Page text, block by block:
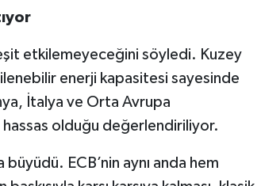
etkilemeyeceğini söyledi. Kuzey
enerji kapasitesi sayesinde
İtalya ve Orta Avrupa
olduğu değerlendiriliyor.
ECB’nin aynı anda hem